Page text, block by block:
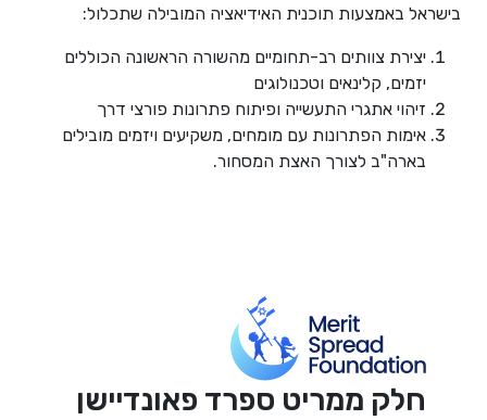
בישראל באמצעות תוכנית האידיאציה המובילה שתכלול:
יצירת צוותים רב-תחומיים מהשורה הראשונה הכוללים
יזמים, קלינאים וטכנולוגים
זיהוי אתגרי התעשייה ופיתוח פתרונות פורצי דרך
אימות הפתרונות עם מומחים, משקיעים ויזמים מובילים
בארה"ב לצורך האצת המסחור.
חלק ממריט ספרד פאונדיישן